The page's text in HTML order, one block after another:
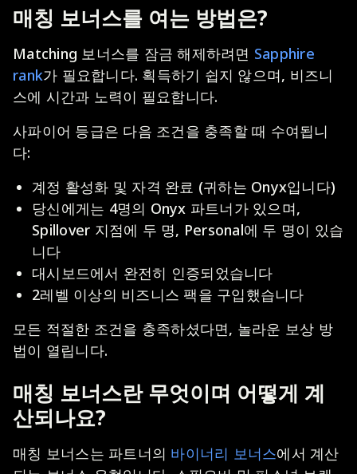
매칭 보너스를 여는 방법은?
Matching 보너스를 잠금 해제하려면 Sapphire
rank가 필요합니다. 획득하기 쉽지 않으며, 비즈니
스에 시간과 노력이 필요합니다.
사파이어 등급은 다음 조건을 충족할 때 수여됩니
다:
계정 활성화 및 자격 완료 (귀하는 Onyx입니다)
당신에게는 4명의 Onyx 파트너가 있으며,
Spillover 지점에 두 명, Personal에 두 명이 있습
니다
대시보드에서 완전히 인증되었습니다
2레벨 이상의 비즈니스 팩을 구입했습니다
모든 적절한 조건을 충족하셨다면, 놀라운 보상 방
법이 열립니다.
매칭 보너스란 무엇이며 어떻게 계
산되나요?
매칭 보너스는 파트너의 바이너리 보너스에서 계산